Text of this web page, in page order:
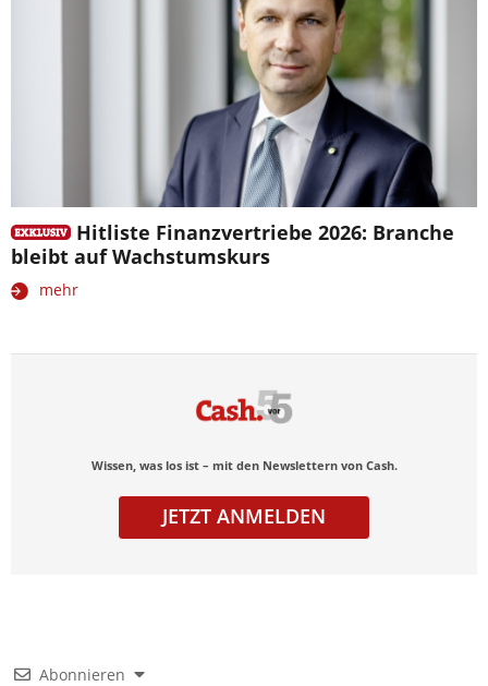
Hitliste Finanzvertriebe 2026: Branche
bleibt auf Wachstumskurs
mehr
Wissen, was los ist – mit den Newslettern von Cash.
JETZT ANMELDEN
Abonnieren